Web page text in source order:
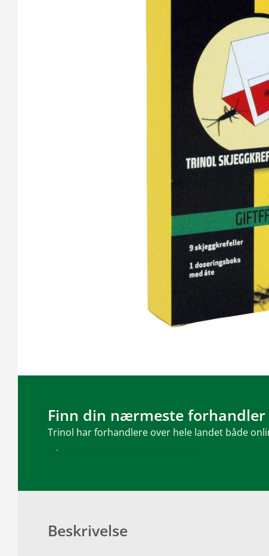
Finn din nærmeste forhandler
Trinol har forhandlere over hele landet både
Finn din nærmeste forhandler
Beskrivelse